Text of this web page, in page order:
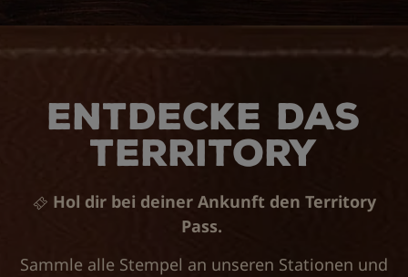
Entdecke das
Territory
Hol dir bei deiner Ankunft den Territory
Pass.
Sammle alle Stempel an unseren Stationen und